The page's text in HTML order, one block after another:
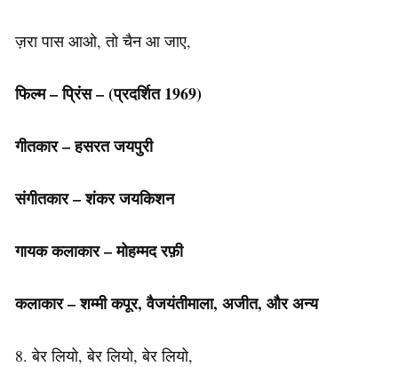
ज़रा पास आओ, तो चैन आ जाए,
फिल्म – प्रिंस – (प्रदर्शित 1969)
गीतकार – हसरत जयपुरी
संगीतकार – शंकर जयकिशन
गायक कलाकार – मोहम्मद रफ़ी
कलाकार– शम्मी कपूर, वैजयंतीमाला, अजीत, और अन्य
8. बेर लियो, बेर लियो, बेर लियो,